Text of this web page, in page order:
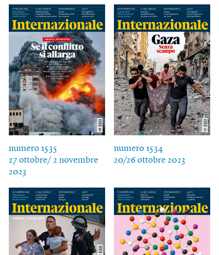
numero 1535
27 ottobre/ 2 novembre
2023
numero 1534
20/26 ottobre 2023